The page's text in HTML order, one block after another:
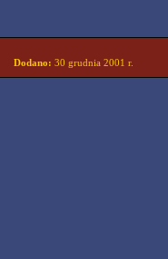
Dodano: 30 grudnia 2001 r.